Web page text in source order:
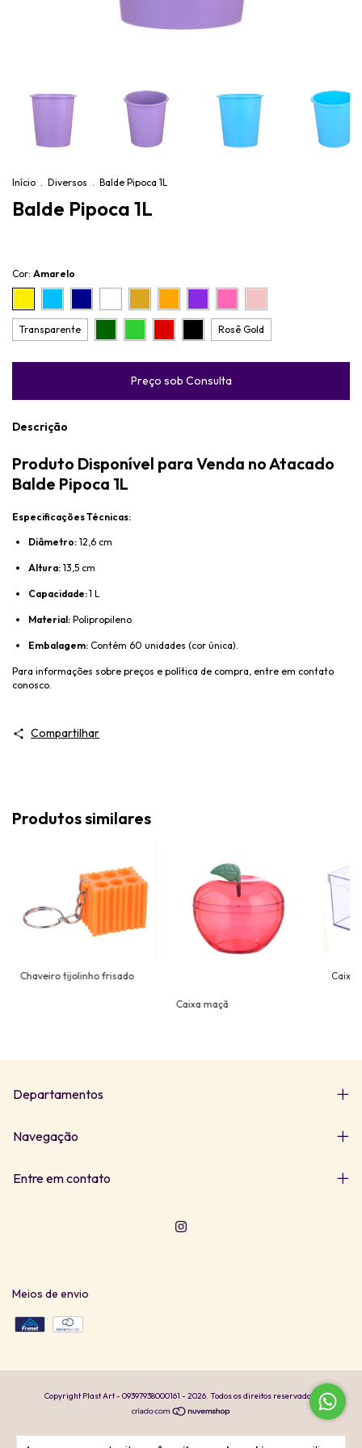
Início . Diversos . Balde Pipoca 1L
Balde Pipoca 1L
Cor: Amarelo
Transparente Rosê Gold
Descrição
Produto Disponível para Venda no Atacado
Balde Pipoca 1L
Especificações Técnicas:
Diâmetro: 12,6 cm
Altura: 13,5 cm
Capacidade:1 L
Material: Polipropileno
Embalagem: Contém 60 unidades (cor única).
Para informações sobre preços e política de compra, entre em contato
conosco.
Compartilhar
Produtos similares
Chaveiro tijolinho frisado
Caixa maçã
Caixa
Departamentos
Navegação
Entre em contato
Meios de envio
Copyright Plast Art - 09397938000161 - 2026. Todos os direitos reservados.